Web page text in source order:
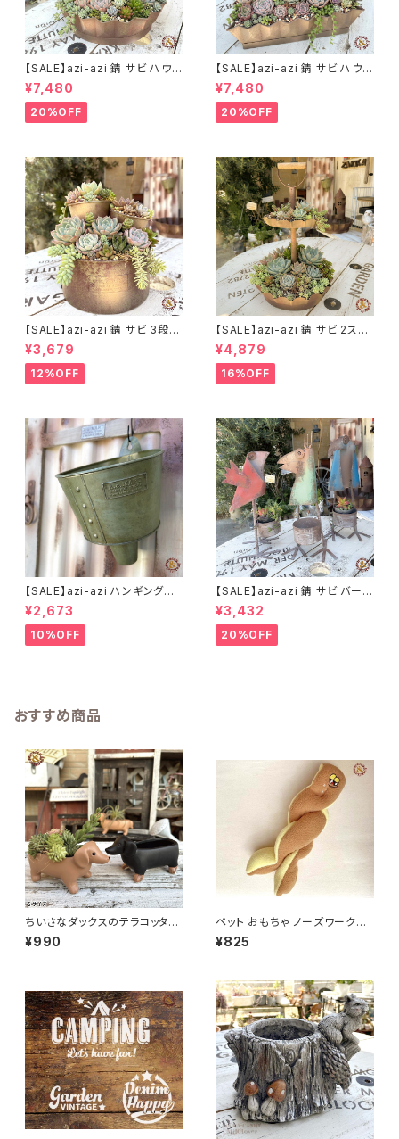
【SALE】azi-azi 錆 サビ ハウス
プランター ラウンド 訳あり 特価
送料無料
¥7,480
20%OFF
【SALE】azi-azi 錆 サビ ハウス
プランター スクエア 訳あり 特
価 送料無料
¥7,480
20%OFF
【SALE】azi-azi 錆 サビ 3段シ
ャビー プランター
¥3,679
12%OFF
【SALE】azi-azi 錆 サビ 2ステ
ップ プランター
¥4,879
16%OFF
【SALE】azi-azi ハンギングブ
リキ漏斗プランターB
¥2,673
10%OFF
【SALE】azi-azi 錆 サビ バード
メタルプランター
¥3,432
20%OFF
おすすめ商品
ちいさなダックスのテラコッタポ
ット｜ S・Mサイズ
¥990
ペット おもちゃ ノーズワークト
イ ツイストブレッド / 犬 おもち
ゃ 犬用おもちゃ 犬のおもちゃ
¥825